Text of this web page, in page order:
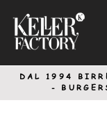
DAL 1994
-